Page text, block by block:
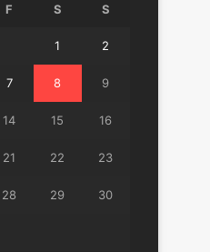
F S S
1 2
7 8 9
14 15 16
21 22 23
28 29 30